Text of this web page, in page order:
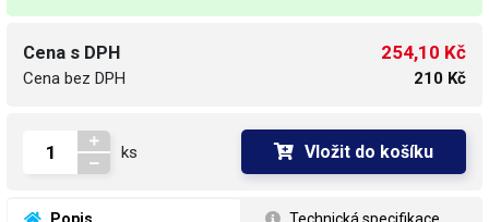
Cena s DPH
Cena bez DPH
254,10 Kč
210 Kč
ks Vložit do košíku